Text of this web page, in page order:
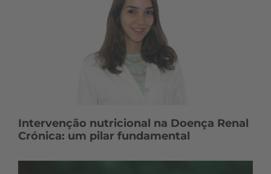
Intervenção nutricional na Doença Renal
Crónica: um pilar fundamental